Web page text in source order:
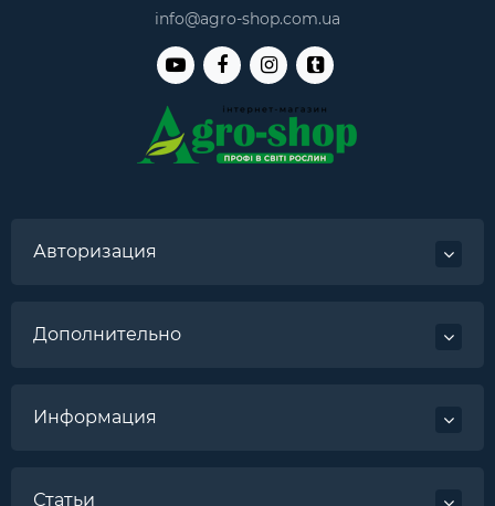
info@agro-shop.com.ua
Авторизация
Дополнительно
Информация
Статьи